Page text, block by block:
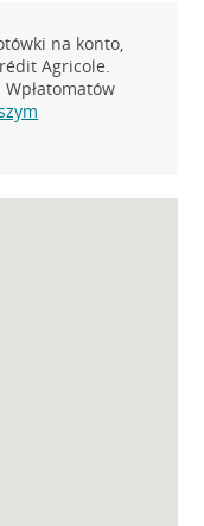
na konto,
Agricole.